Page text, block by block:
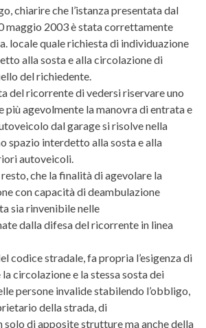
chiarire che l’istanza presentata dal
maggio 2003 è stata correttamente
locale quale richiesta di individuazione
alla sosta e alla circolazione di
del richiedente.
del ricorrente di vedersi riservare uno
più agevolmente la manovra di entrata e
dal garage si risolve nella
spazio interdetto alla sosta e alla
autoveicoli.
che la finalità di agevolare la
con capacità di deambulazione
sia rinvenibile nelle
dalla difesa del ricorrente in linea
codice stradale, fa propria l’esigenza di
circolazione e la stessa sosta dei
persone invalide stabilendo l’obbligo,
della strada, di
solo di apposite strutture ma anche della